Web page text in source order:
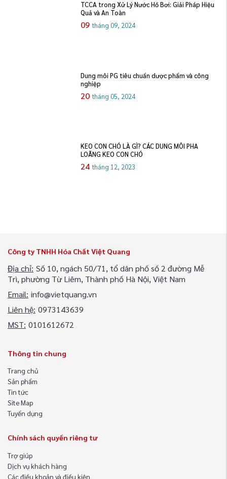
TCCA trong Xử Lý Nước Hồ Bơi: Giải Pháp Hiệu
Quả và An Toàn
09 tháng 09, 2024
Dung môi PG tiêu chuẩn dược phẩm và công
nghiệp
20 tháng 05, 2024
KEO CON CHÓ LÀ GÌ? CÁC DUNG MÔI PHA
LOÃNG KEO CON CHÓ
24 tháng 12, 2023
Công ty TNHH Hóa Chất Việt Quang
Địa chỉ: Số 10, ngách 50/71, tổ dân phố số 2 đường Mễ
Trì, phường Từ Liêm, Thành phố Hà Nội, Việt Nam
Email: info@vietquang.vn
Liên hệ: 0973143639
MST: 0101612672
Thông tin chung
Trang chủ
Sản phẩm
Tin tức
Site Map
Tuyển dụng
Chính sách quyền riêng tư
Trợ giúp
Dịch vụ khách hàng
Các điều khoản và điều kiện